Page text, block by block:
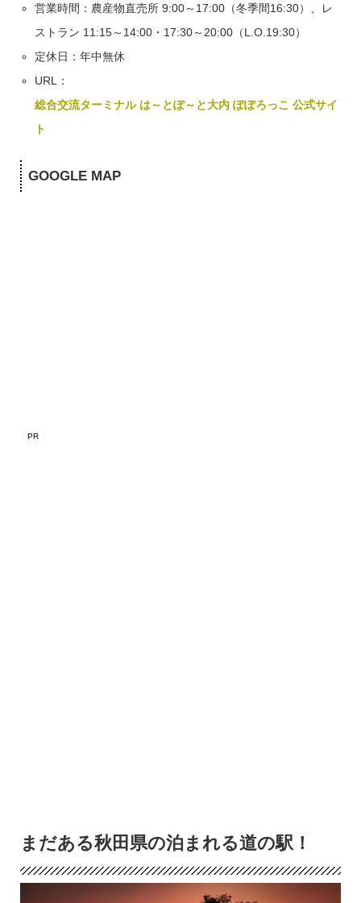
営業時間：農産物直売所 9:00～17:00（冬季間16:30）、レ
ストラン 11:15～14:00・17:30～20:00（L.O.19:30）
定休日：年中無休
URL：
総合交流ターミナル は～とぽ～と大内 ぽぽろっこ 公式サイ
ト
GOOGLE MAP
まだある秋田県の泊まれる道の駅！